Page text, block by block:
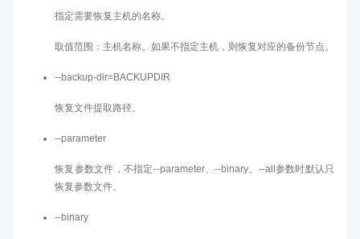
指定需要恢复主机的名称。
取值范围：主机名称。如果不指定主机，则恢复对应的备份节点。
--backup-dir=BACKUPDIR
恢复文件提取路径。
--parameter
恢复参数文件，不指定--parameter、--binary、--all参数时默认只
恢复参数文件。
--binary